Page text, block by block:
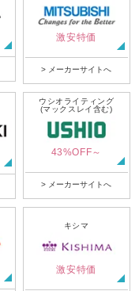
激安特価
> メーカーサイトへ
ウシオライティング
(マックスレイ含む)
43%OFF～
> メーカーサイトへ
キシマ
激安特価